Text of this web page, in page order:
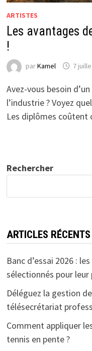
ARTISTES
Les avantages
!
parKamel 7
Avez-vous besoin
l’industrie ? Voyez
Les diplômes coûtent
Rechercher
ARTICLES RÉCENTS
Banc d’essai 2026 :
sélectionnés pour
Déléguez la gestion
télésecrétariat
Comment appliquer
tennis en pente ?